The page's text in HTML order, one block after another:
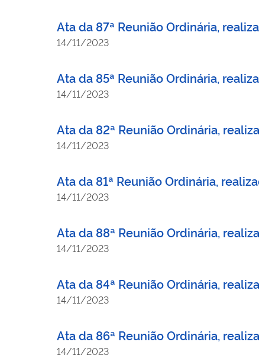
Ata da 87ª Reunião Ordinária,
14/11/2023
Ata da 85ª Reunião Ordinária,
14/11/2023
Ata da 82ª Reunião Ordinária,
14/11/2023
Ata da 81ª Reunião Ordinária,
14/11/2023
Ata da 88ª Reunião Ordinária,
14/11/2023
Ata da 84ª Reunião Ordinária,
14/11/2023
Ata da 86ª Reunião Ordinária,
14/11/2023